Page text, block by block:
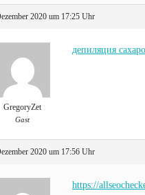
2020 um 17:25 Uhr
GregoryZet
Gast
депиляция
2020 um 17:56 Uhr
https://